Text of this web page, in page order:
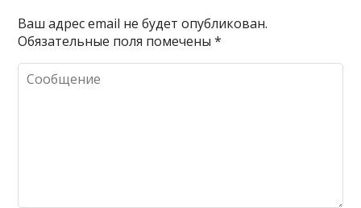
Ваш адрес email не будет опубликован.
Обязательные поля помечены*